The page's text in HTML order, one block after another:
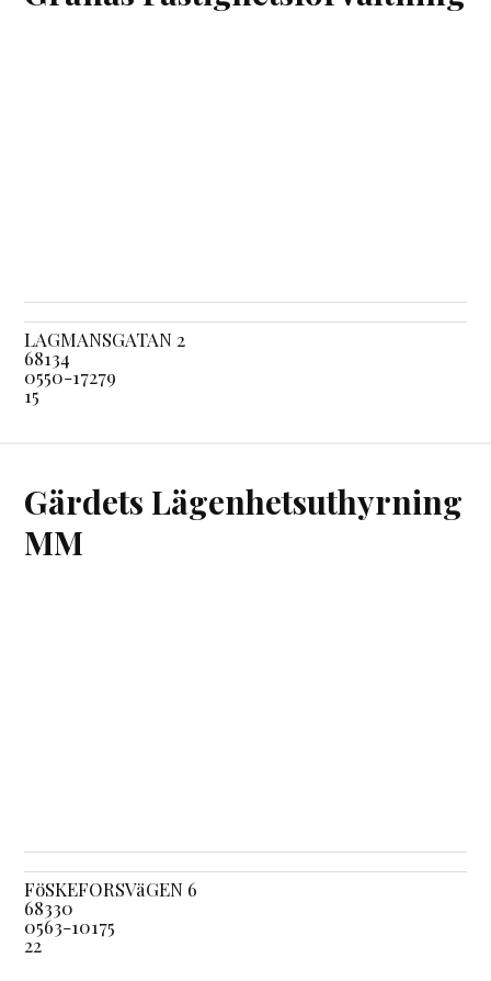
LAGMANSGATAN 2
68134
0550-17279
15
Gärdets Lägenhetsuthyrning
MM
FöSKEFORSVäGEN 6
68330
0563-10175
22